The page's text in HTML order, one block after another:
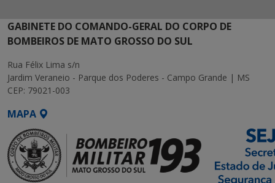
GABINETE DO COMANDO-GERAL DO CORPO DE
BOMBEIROS DE MATO GROSSO DO SUL
Rua Félix Lima s/n
Jardim Veraneio - Parque dos Poderes - Campo Grande | MS
CEP: 79021-003
MAPA